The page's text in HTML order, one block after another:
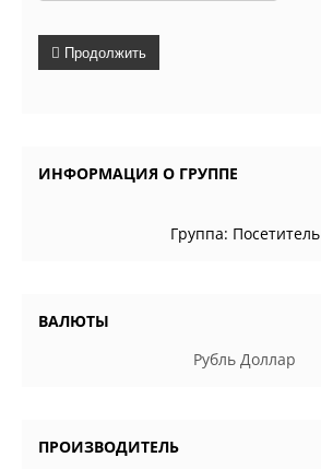
Продолжить
ИНФОРМАЦИЯ О ГРУППЕ
Группа: Посетитель
ВАЛЮТЫ
Рубль Доллар
ПРОИЗВОДИТЕЛЬ